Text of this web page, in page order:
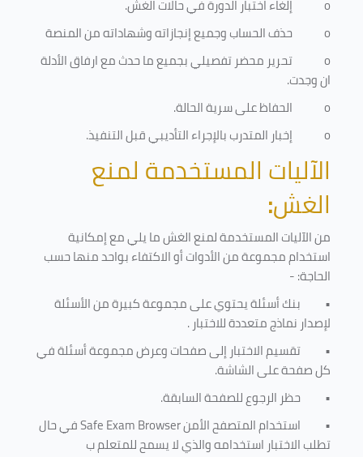
o
إلغاء اختبار الدورة في حالات الغش.
o
حذف الحساب وجميع إنجازاته وشهاداته من المنصة
o
تحرير محضر تفصيلي بجميع ما حدث مع ارفاق الأدلة
ان وجدت.
o
الحفاظ على سرية الحالة.
o
إخبار المتدرب بالإجراء التأديبي قبل التنفيذ.
الآليات المستخدمة لمنع
الغش:
من الآليات المستخدمة لمنع الغش ما يلي مع إمكانية
استخدام مجموعة من الأدوات أو الاكتفاء بواحد منها حسب
الحاجة: -
• بنك أسئلة يحتوي على مجموعة كبيرة من الأسئلة
لإصدار نماذج متعددة للاختبار.
• تقسيم الاختبار إلى صفحات وعرض مجموعة أسئلة في
كل صفحة على الشاشة.
• حظر الرجوع للصفحة السابقة.
• استخدام المتصفح الأمنSafe Exam Browserفي حال
تطلب الاختبار استخدامه والذي لا يسمح للمتعلم ب